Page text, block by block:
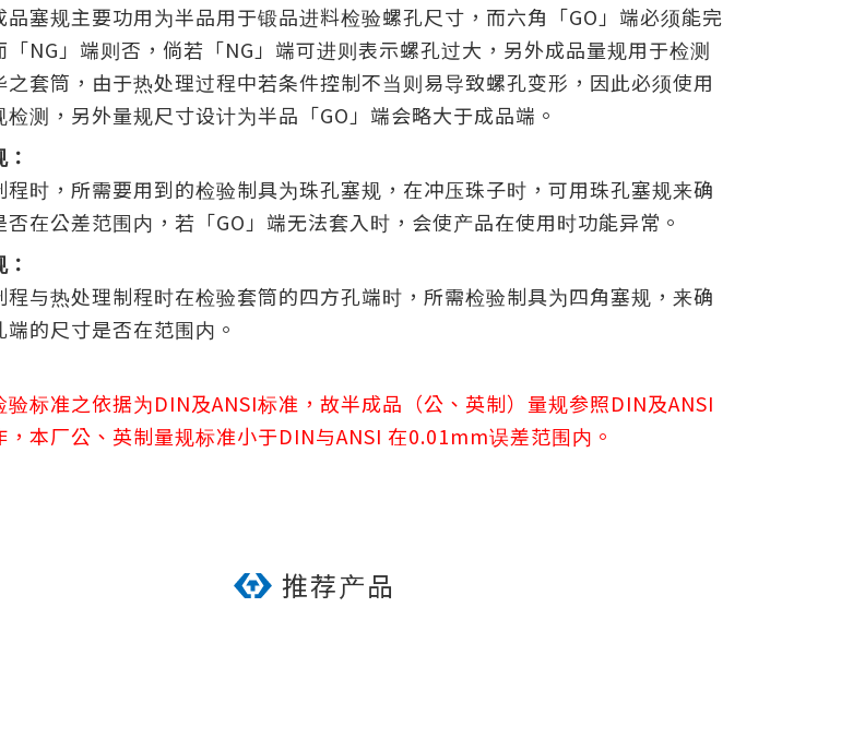
品塞规主要功用为半品用于锻品进料检验螺孔尺寸，而六角「GO」端必须能完
「NG」端则否，倘若「NG」端可进则表示螺孔过大，另外成品量规用于检测
之套筒，由于热处理过程中若条件控制不当则易导致螺孔变形，因此必须使用
检测，另外量规尺寸设计为半品「GO」端会略大于成品端。
程时，所需要用到的检验制具为珠孔塞规，在冲压珠子时，可用珠孔塞规来确
否在公差范围内，若「GO」端无法套入时，会使产品在使用时功能异常。
程与热处理制程时在检验套筒的四方孔端时，所需检验制具为四角塞规，来确
端的尺寸是否在范围内。
验标准之依据为DIN及ANSI标准，故半成品（公、英制）量规参照DIN及ANSI
，本厂公、英制量规标准小于DIN与ANSI 在0.01mm误差范围内。
推荐产品